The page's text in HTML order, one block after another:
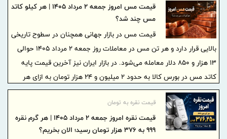
قیمت مس امروز جمعه ۲ مرداد ۱۴۰۵ | هر کیلو کاتد
مس چند شد؟
قیمت مس در بازار جهانی همچنان در سطوح تاریخی
بالایی قرار دارد و هر تن مس در معاملات روز جمعه ۲ مرداد ۱۴۰۵ حوالی
۱۳ هزار و ۸۵۰ دلار معامله می‌شود. در بازار ایران نیز آخرین قیمت پایه
کاتد مس در بورس کالا به حدود ۲ میلیون و ۲۴ هزار تومان به ازای هر
کیلو رسیده است.
قیمت نقره به تومان
قیمت نقره امروز جمعه ۲ مرداد ۱۴۰۵ | هر گرم نقره
۹۹۹ به ۳۷۶ هزار تومان رسید؛ الان بخریم؟